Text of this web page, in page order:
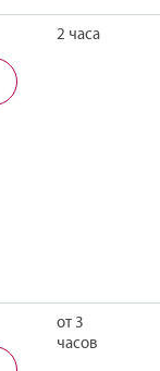
2 часа
от 3
часов